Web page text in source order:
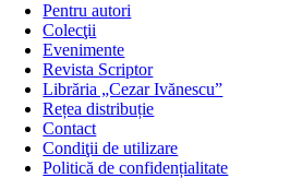
Pentru autori
Colecţii
Evenimente
Revista Scriptor
Librăria „Cezar Ivănescu”
Rețea distribuție
Contact
Condiţii de utilizare
Politică de confidențialitate